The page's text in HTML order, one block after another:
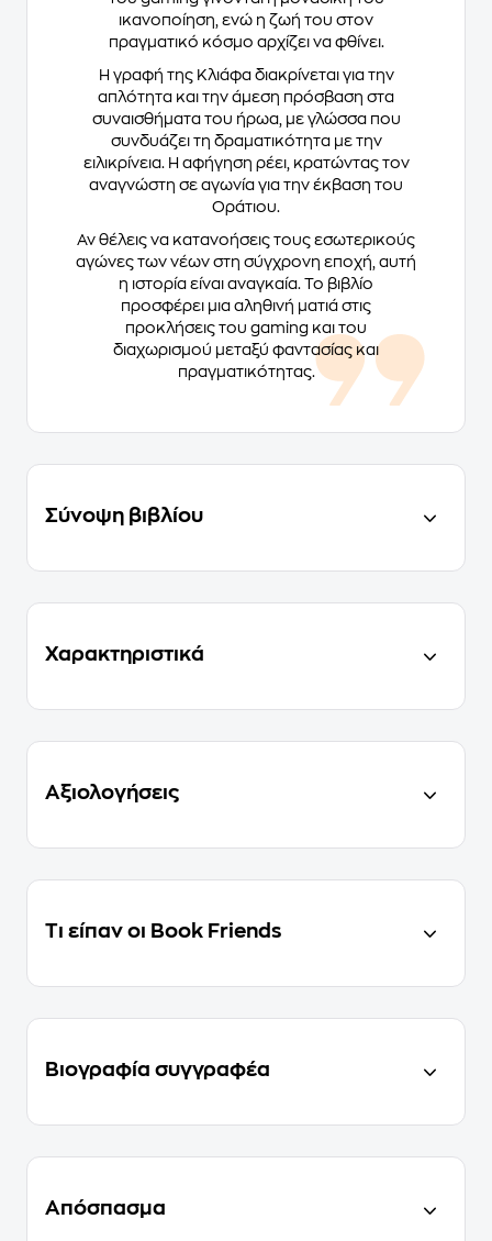
ικανοποίηση, ενώ η ζωή του στον
πραγματικό κόσμο αρχίζει να φθίνει.
Η γραφή της Κλιάφα διακρίνεται για την
απλότητα και την άμεση πρόσβαση στα
συναισθήματα του ήρωα, με γλώσσα που
συνδυάζει τη δραματικότητα με την
ειλικρίνεια. Η αφήγηση ρέει, κρατώντας τον
αναγνώστη σε αγωνία για την έκβαση του
Οράτιου.
Αν θέλεις να κατανοήσεις τους εσωτερικούς
αγώνες των νέων στη σύγχρονη εποχή, αυτή
η ιστορία είναι αναγκαία. Το βιβλίο
προσφέρει μια αληθινή ματιά στις
προκλήσεις του gaming και του
διαχωρισμού μεταξύ φαντασίας και
πραγματικότητας.
Σύνοψη βιβλίου
Χαρακτηριστικά
Αξιολογήσεις
Τι είπαν οι Book Friends
Βιογραφία συγγραφέα
Απόσπασμα